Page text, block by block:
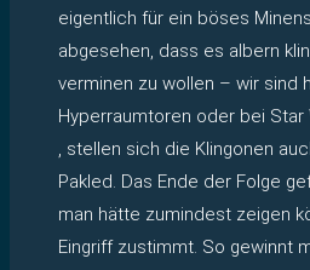
eigentlich für ein böses
abgesehen, dass es albern
verminen zu wollen – wir sind
Hyperraumtoren oder bei
, stellen sich die Klingonen
Pakled. Das Ende der Folge
man hätte zumindest zeigen
Eingriff zustimmt. So gewinnt